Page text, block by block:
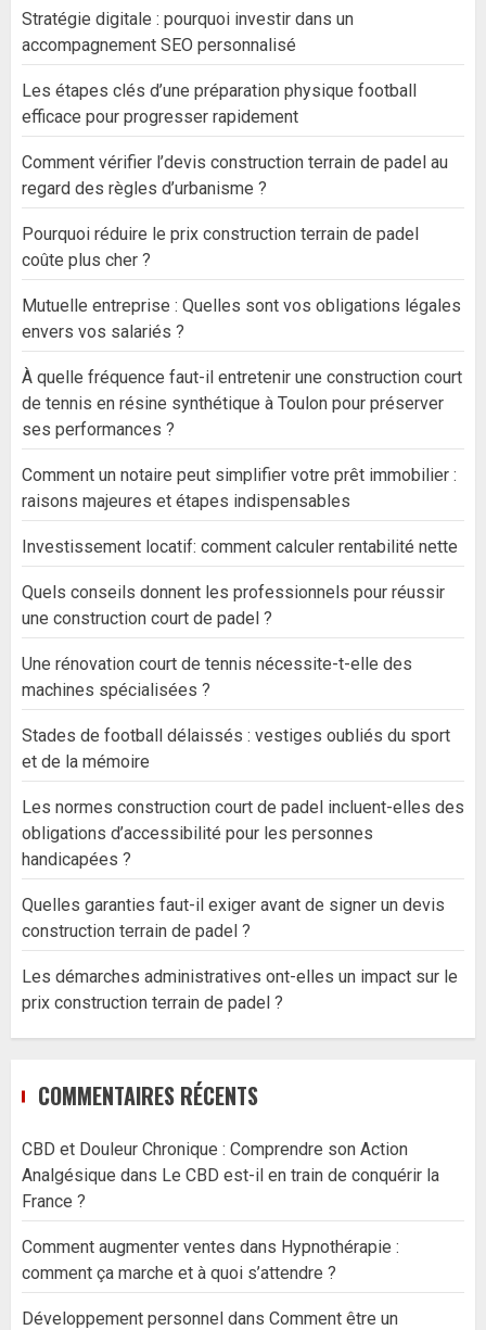
Stratégie digitale : pourquoi investir dans un
accompagnement SEO personnalisé
Les étapes clés d’une préparation physique football
efficace pour progresser rapidement
Comment vérifier l’devis construction terrain de padel au
regard des règles d’urbanisme ?
Pourquoi réduire le prix construction terrain de padel
coûte plus cher ?
Mutuelle entreprise : Quelles sont vos obligations légales
envers vos salariés ?
À quelle fréquence faut-il entretenir une construction court
de tennis en résine synthétique à Toulon pour préserver
ses performances ?
Comment un notaire peut simplifier votre prêt immobilier :
raisons majeures et étapes indispensables
Investissement locatif: comment calculer rentabilité nette
Quels conseils donnent les professionnels pour réussir
une construction court de padel ?
Une rénovation court de tennis nécessite-t-elle des
machines spécialisées ?
Stades de football délaissés : vestiges oubliés du sport
et de la mémoire
Les normes construction court de padel incluent-elles des
obligations d’accessibilité pour les personnes
handicapées ?
Quelles garanties faut-il exiger avant de signer un devis
construction terrain de padel ?
Les démarches administratives ont-elles un impact sur le
prix construction terrain de padel ?
COMMENTAIRES RÉCENTS
CBD et Douleur Chronique : Comprendre son Action
Analgésique dans Le CBD est-il en train de conquérir la
France ?
Comment augmenter ventes dans Hypnothérapie :
comment ça marche et à quoi s’attendre ?
Développement personnel dans Comment être un